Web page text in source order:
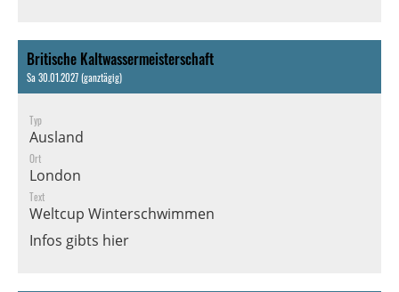
Britische Kaltwassermeisterschaft
Sa 30.01.2027 (ganztägig)
Typ
Ausland
Ort
London
Text
Weltcup Winterschwimmen
Infos gibts hier